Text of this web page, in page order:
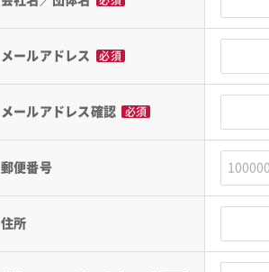
メールアドレス 必須
メールアドレス確認 必須
郵便番号
住所